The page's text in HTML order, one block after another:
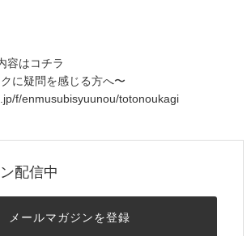
はコチラ
に疑問を感じる方へ〜
f/enmusubisyuunou/totonoukagi
配信中
メールマガジンを登録